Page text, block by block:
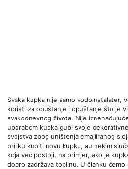
Svaka kupka nije samo vodoinstalater,
koristi za opuštanje i opuštanje što je
svakodnevnog života. Nije
uporabom kupka gubi svoje
svojstva zbog uništenja emajliranog
priliku kupiti novu kupku, au nekim
koja već postoji, na primjer, ako je
dobro zadržava toplinu. U članku